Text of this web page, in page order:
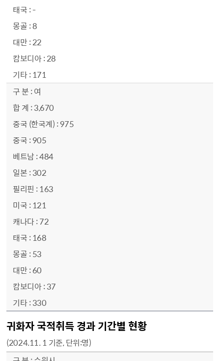
-
8
22
28
171
여
3,670
975
905
484
302
163
121
72
168
53
60
37
330
귀화자 국적취득 경과 기간별 현황
(2024.11. 1 기준, 단위:명)